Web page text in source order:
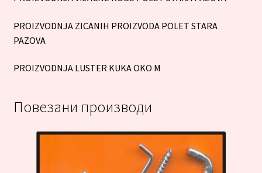
PROIZVODNJA ZICANIH PROIZVODA POLET STARA
PAZOVA
PROIZVODNJA LUSTER KUKA OKO M
Повезани производи